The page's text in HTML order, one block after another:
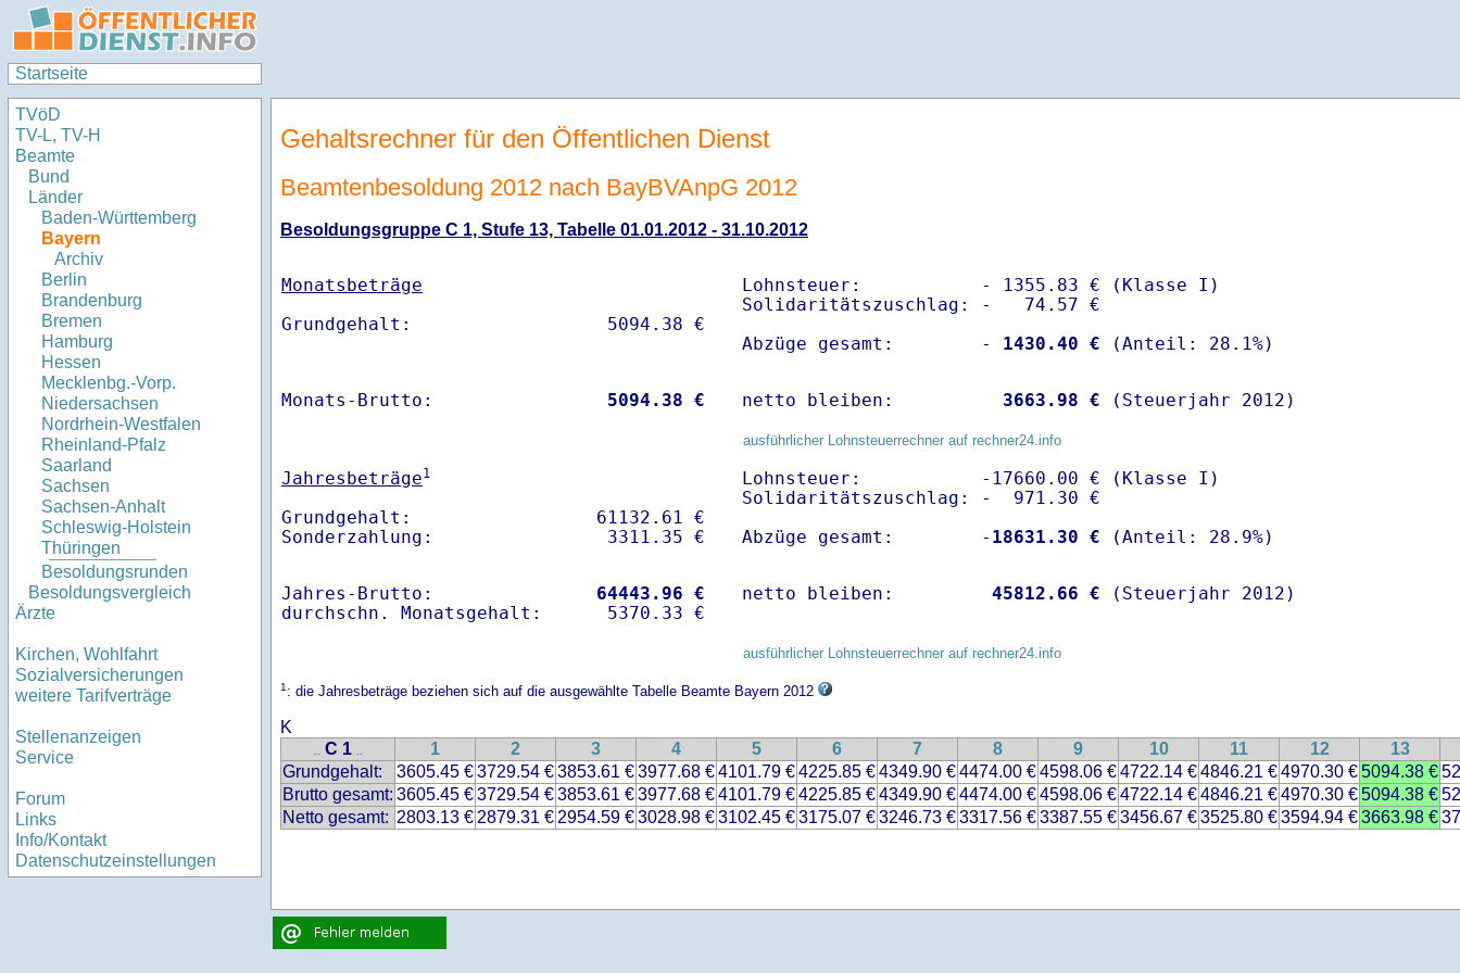
Startseite
TVöD
TV-L, TV-H
Beamte
Bund
Länder
Baden-Württemberg
Bayern
Archiv
Berlin
Brandenburg
Bremen
Hamburg
Hessen
Mecklenbg.-Vorp.
Niedersachsen
Nordrhein-Westfalen
Rheinland-Pfalz
Saarland
Sachsen
Sachsen-Anhalt
Schleswig-Holstein
Thüringen
Besoldungsrunden
Besoldungsvergleich
Ärzte
Kirchen, Wohlfahrt
Sozialversicherungen
weitere Tarifverträge
Stellenanzeigen
Service
Forum
Links
Info/Kontakt
Datenschutzeinstellungen
Gehaltsrechner für den Öffentlichen Dienst
Beamtenbesoldung 2012 nach BayBVAnpG 2012
Besoldungsgruppe C 1, Stufe 13, Tabelle 01.01.2012 - 31.10.2012
Monatsbeträge
Lohnsteuer:           - 1355.83 € (Klasse I)
Solidaritätszuschlag: -   74.57 €
Abzüge gesamt:        -
1430.40 €
Monats-Brutto: 5094.38 € netto bleiben: 3663.98 € (Steuerjahr 2012)
ausführlicher Lohnsteuerrechner auf rechner24.info
Jahresbeträge1
Grundgehalt:                 61132.61 €
Lohnsteuer:           -17660.00 € (Klasse I)
Solidaritätszuschlag: -  971.30 €
Abzüge gesamt:        - 18631.30 €
Jahres-Brutto: 64443.96 €
netto bleiben: 45812.66 € (Steuerjahr 2012)
ausführlicher Lohnsteuerrechner auf rechner24.info
1: die Jahresbeträge beziehen sich auf die ausgewählte Tabelle Beamte Bayern 2012
K
.. C 1 .. 1 2 3 4 5 6 7 8 9 10 11 12
13
Grundgehalt:
3605.45 €3729.54 €3853.61 €3977.68 €4101.79 €4225.85 €4349.90 €4474.00 €4598.06 €4722.14 €4846.21 €4970.30 €5094.38 €
Brutto gesamt: 3605.45 €3729.54 €3853.61 €3977.68 €4101.79 €4225.85 €4349.90 €4474.00 €4598.06 €4722.14 €4846.21 €4970.30 €5094.38 €
Netto gesamt: 2803.13 € 2879.31 € 2954.59 €3028.98 €3102.45 €3175.07 €3246.73 €3317.56 €3387.55 €3456.67 €3525.80 €3594.94 €3663.98 €